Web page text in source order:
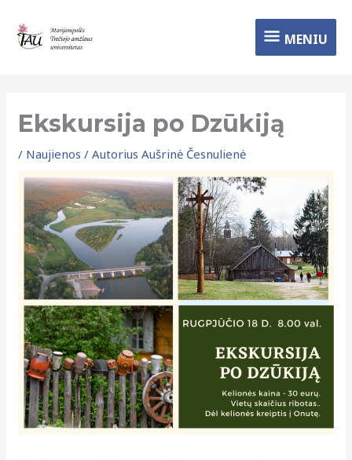
prie
turinio
MENIU
MENIU
Ekskursija po Dzūkiją
/ Naujienos / Autorius Aušrinė Česnulienė